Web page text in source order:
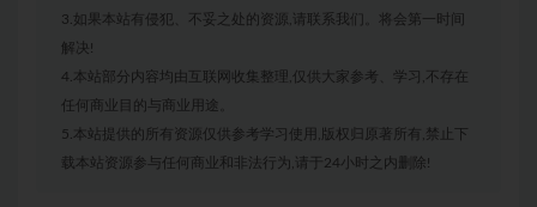
3.如果本站有侵犯、不妥之处的资源,请联系我们。将会第一时间
解决!
4.本站部分内容均由互联网收集整理,仅供大家参考、学习,不存在
任何商业目的与商业用途。
5.本站提供的所有资源仅供参考学习使用,版权归原著所有,禁止下
载本站资源参与任何商业和非法行为,请于24小时之内删除!